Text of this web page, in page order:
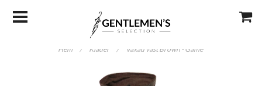
Hem / Kläder / Vaxad väst Brown - Game